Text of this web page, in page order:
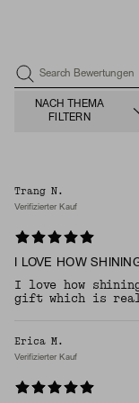
Search Bewertungen
NACH THEMA
FILTERN
Trang N.
Verifizierter Kauf
I LOVE HOW
I love how
gift which is
Erica M.
Verifizierter Kauf